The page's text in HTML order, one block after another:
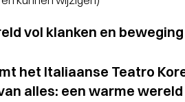
vol klanken en beweging
het Italiaanse Teatro
alles: een warme